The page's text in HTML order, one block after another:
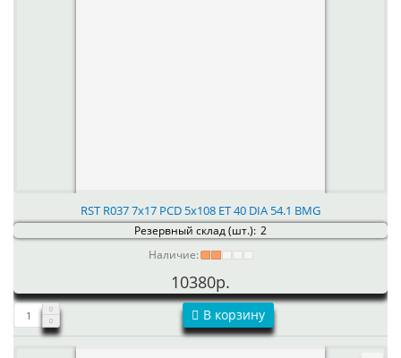
RST R037 7x17 PCD 5x108 ET 40 DIA 54.1 BMG
Резервный склад (шт.): 2
Наличие:
10380р.
В корзину